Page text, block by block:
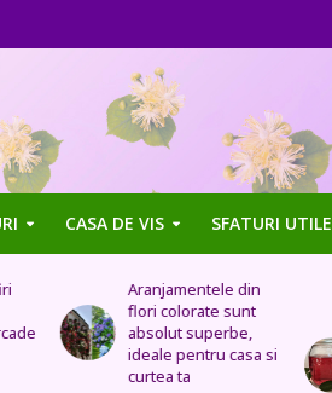
CASA DE VIS SFATURI UTILE
si
Uleiul de trandafir
tratează stomacul,
bolile organelor
genitale feminine,
insomnia, durerile de